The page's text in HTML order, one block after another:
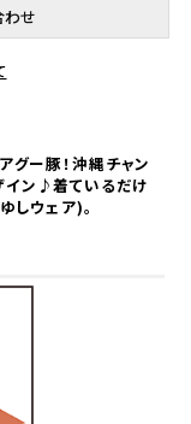
わせ
グー豚！沖縄チャン
イン♪着ているだけ
しウェア)。